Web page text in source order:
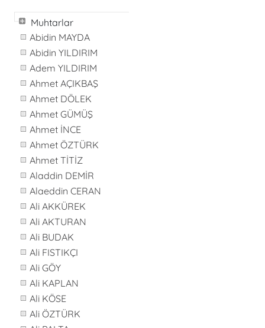
Muhtarlar
Abidin MAYDA
Abidin YILDIRIM
Adem YILDIRIM
Ahmet AÇIKBAŞ
Ahmet DÖLEK
Ahmet GÜMÜŞ
Ahmet İNCE
Ahmet ÖZTÜRK
Ahmet TİTİZ
Aladdin DEMİR
Alaeddin CERAN
Ali AKKÜREK
Ali AKTURAN
Ali BUDAK
Ali FISTIKÇI
Ali GÖY
Ali KAPLAN
Ali KÖSE
Ali ÖZTÜRK